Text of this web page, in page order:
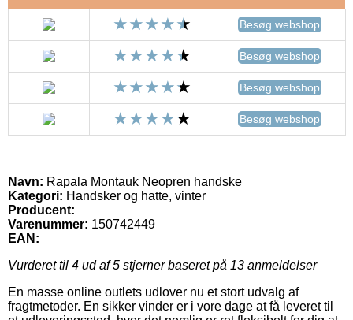
Besøg webshop
Besøg webshop
Besøg webshop
Besøg webshop
Navn: Rapala Montauk Neopren handske
Kategori: Handsker og hatte, vinter
Producent:
Varenummer: 150742449
EAN:
Vurderet til 4 ud af 5 stjerner baseret på 13 anmeldelser
En masse online outlets udlover nu et stort udvalg af
fragtmetoder. En sikker vinder er i vore dage at få leveret til